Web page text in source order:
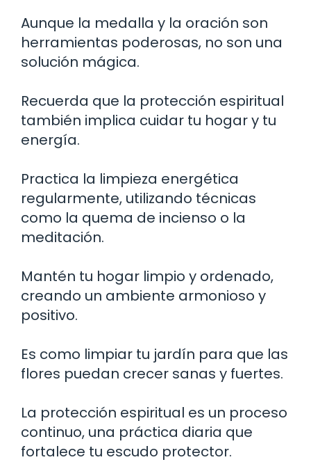
Aunque la medalla y la oración son
herramientas poderosas, no son una
solución mágica.
Recuerda que la protección espiritual
también implica cuidar tu hogar y tu
energía.
Practica la limpieza energética
regularmente, utilizando técnicas
como la quema de incienso o la
meditación.
Mantén tu hogar limpio y ordenado,
creando un ambiente armonioso y
positivo.
Es como limpiar tu jardín para que las
flores puedan crecer sanas y fuertes.
La protección espiritual es un proceso
continuo, una práctica diaria que
fortalece tu escudo protector.